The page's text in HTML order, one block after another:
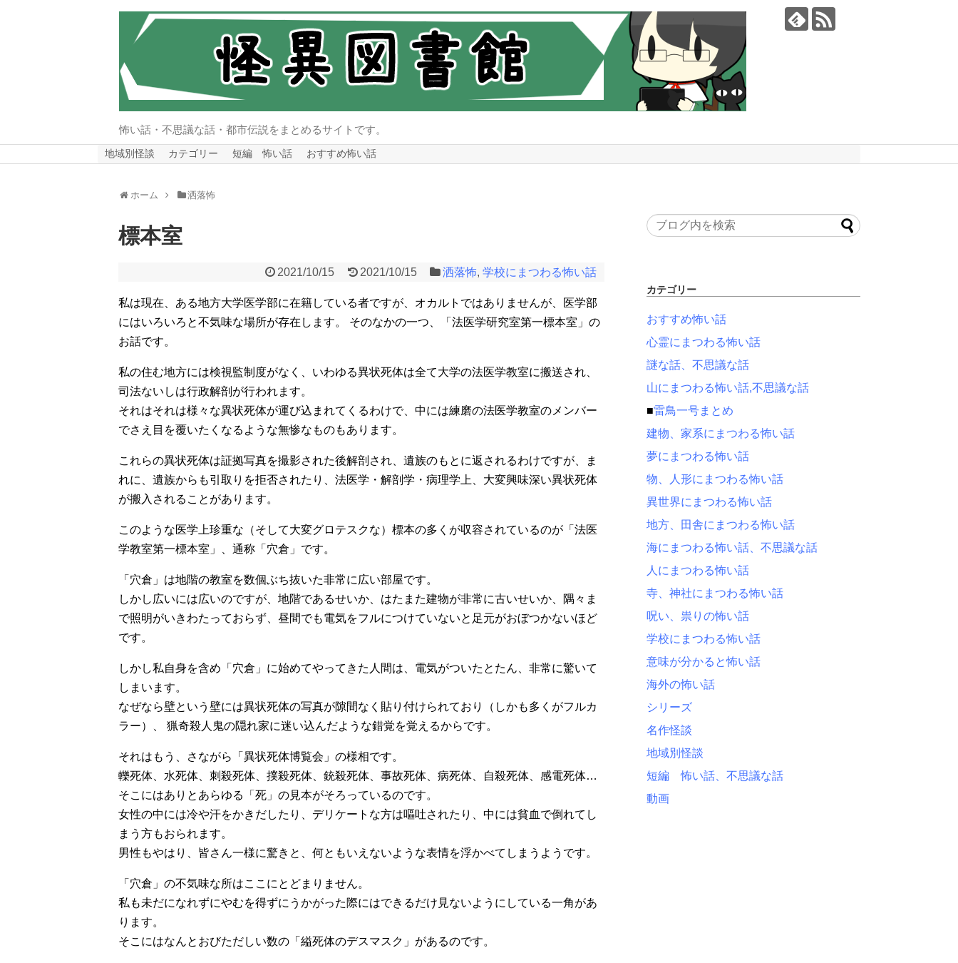
怖い話・不思議な話・都市伝説をまとめるサイトです。
地域別怪談 カテゴリー 短編 怖い話 おすすめ怖い話
ホーム 洒落怖
標本室
2021/10/15 2021/10/15 洒落怖, 学校にまつわる怖い話
私は現在、ある地方大学医学部に在籍している者ですが、オカルトではありませんが、医学部
にはいろいろと不気味な場所が存在します。 そのなかの一つ、「法医学研究室第一標本室」の
お話です。
私の住む地方には検視監制度がなく、いわゆる異状死体は全て大学の法医学教室に搬送され、
司法ないしは行政解剖が行われます。
それはそれは様々な異状死体が運び込まれてくるわけで、中には練磨の法医学教室のメンバー
でさえ目を覆いたくなるような無惨なものもあります。
これらの異状死体は証拠写真を撮影された後解剖され、遺族のもとに返されるわけですが、ま
れに、遺族からも引取りを拒否されたり、法医学・解剖学・病理学上、大変興味深い異状死体
が搬入されることがあります。
このような医学上珍重な（そして大変グロテスクな）標本の多くが収容されているのが「法医
学教室第一標本室」、通称「穴倉」です。
「穴倉」は地階の教室を数個ぶち抜いた非常に広い部屋です。
しかし広いには広いのですが、地階であるせいか、はたまた建物が非常に古いせいか、隅々ま
で照明がいきわたっておらず、昼間でも電気をフルにつけていないと足元がおぼつかないほど
です。
しかし私自身を含め「穴倉」に始めてやってきた人間は、電気がついたとたん、非常に驚いて
しまいます。
なぜなら壁という壁には異状死体の写真が隙間なく貼り付けられており（しかも多くがフルカ
ラー）、 猟奇殺人鬼の隠れ家に迷い込んだような錯覚を覚えるからです。
それはもう、さながら「異状死体博覧会」の様相です。
轢死体、水死体、刺殺死体、撲殺死体、銃殺死体、事故死体、病死体、自殺死体、感電死体…
そこにはありとあらゆる「死」の見本がそろっているのです。
女性の中には冷や汗をかきだしたり、デリケートな方は嘔吐されたり、中には貧血で倒れてし
まう方もおられます。
男性もやはり、皆さん一様に驚きと、何ともいえないような表情を浮かべてしまうようです。
「穴倉」の不気味な所はここにとどまりません。
私も未だになれずにやむを得ずにうかがった際にはできるだけ見ないようにしている一角があ
ります。
そこにはなんとおびただしい数の「縊死体のデスマスク」があるのです。
カテゴリー
おすすめ怖い話
心霊にまつわる怖い話
謎な話、不思議な話
山にまつわる怖い話,不思議な話
■雷鳥一号まとめ
建物、家系にまつわる怖い話
夢にまつわる怖い話
物、人形にまつわる怖い話
異世界にまつわる怖い話
地方、田舎にまつわる怖い話
海にまつわる怖い話、不思議な話
人にまつわる怖い話
寺、神社にまつわる怖い話
呪い、祟りの怖い話
学校にまつわる怖い話
意味が分かると怖い話
海外の怖い話
シリーズ
名作怪談
地域別怪談
短編 怖い話、不思議な話
動画